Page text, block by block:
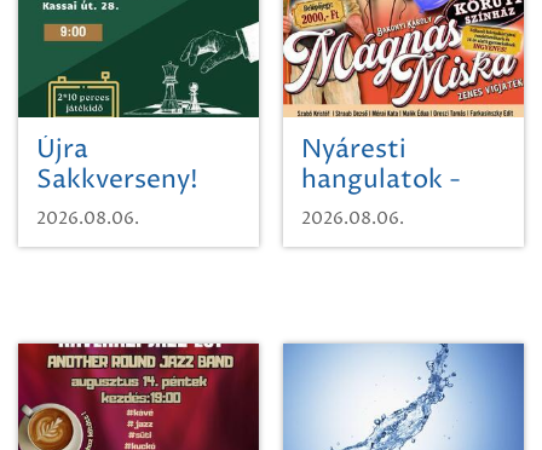
Újra
Sakkverseny!
2026.08.06.
Nyáresti
hangulatok -
Mágnás Miska
2026.08.06.